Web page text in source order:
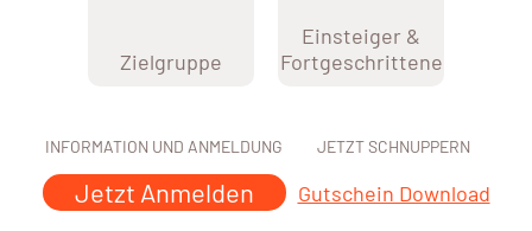
Zielgruppe
Einsteiger &
Fortgeschrittene
INFORMATION UND ANMELDUNG
Jetzt Anmelden
JETZT SCHNUPPERN
Gutschein Download